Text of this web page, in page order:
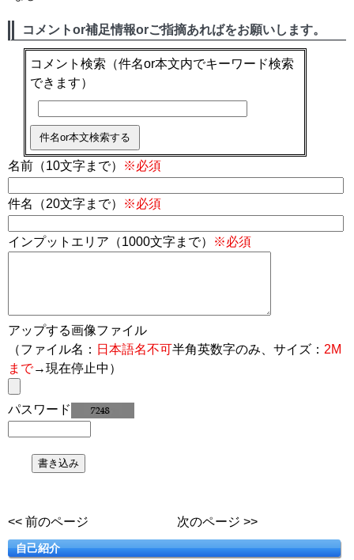
コメントor補足情報orご指摘あればをお願いします。
コメント検索 （件名or本文内でキーワード検索
できます）
名前（10文字まで） ※必須
件名（20文字まで） ※必須
インプットエリア（1000文字まで） ※必須
アップする画像ファイル
（ファイル名： 日本語名不可半角英数字のみ、サイズ： 2M
まで→現在停止中）
パスワード
<< 前のページ 次のページ >>
自己紹介